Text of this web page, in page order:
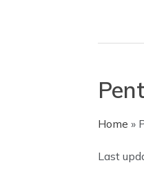
Home »
Last